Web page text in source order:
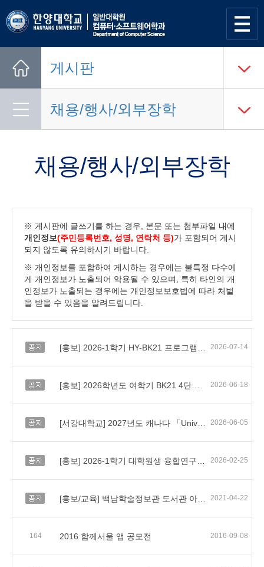
사이트
게시판
채용/행사/외부장학
채용/행사/외부장학
※ 게시판에 글쓰기를 하는 경우, 본문 또는 첨부파일 내에
개인정보(주민등록번호, 성명, 연락처 등)가 포함되어 게시
되지 않도록 유의하시기 바랍니다.
※ 개인정보를 포함하여 게시하는 경우에는 불특정 다수에
게 개인정보가 노출되어 악용될 수 있으며, 특히 타인의 개
인정보가 노출되는 경우에는 개인정보보호법에 따라 처벌
을 받을 수 있음을 알려드립니다.
공지 2026-07-14
공지 2026-06-18
공지 2026-06-05
공지 2026-02-25
공지 2021-04-22
164 2016 함께서울 앱 공모전 2016-09-08